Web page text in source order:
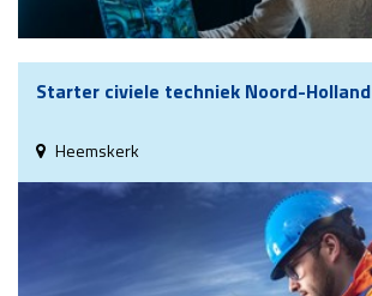
Starter civiele techniek Noord-Holland
Heemskerk